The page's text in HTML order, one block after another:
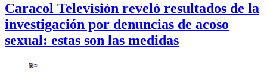
Caracol Televisión reveló resultados de la
investigación por denuncias de acoso
sexual: estas son las medidas